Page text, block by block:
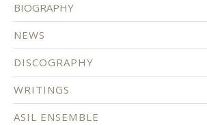
BIOGRAPHY
NEWS
DISCOGRAPHY
WRITINGS
ASIL ENSEMBLE